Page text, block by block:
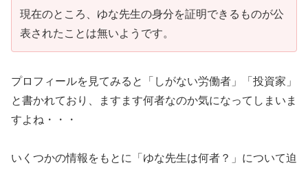
現在のところ、ゆな先生の身分を証明できるものが公
表されたことは無いようです。
プロフィールを見てみると「しがない労働者」「投資家」
と書かれており、ますます何者なのか気になってしまいま
すよね・・・
いくつかの情報をもとに「ゆな先生は何者？」について迫